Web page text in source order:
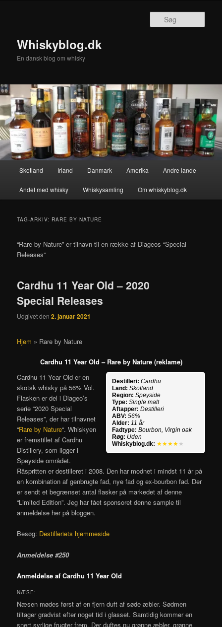
Whiskyblog.dk
En dansk blog om whisky
Skotland Irland Danmark Amerika Andre lande
Andet med whisky Whiskysamling Om whiskyblog.dk
TAG-ARKIV: RARE BY NATURE
“Rare by Nature” er tilnavn til en række af Diageos “Special
Releases”
Cardhu 11 Year Old – 2020
Special Releases
Udgivet den2. januar 2021
Hjem » Rare by Nature
Cardhu 11 Year Old – Rare by Nature (reklame)
Destilleri: Cardhu
Land: Skotland
Region: Speyside
Type: Single malt
Aftapper: Destilleri
ABV: 56%
Alder: 11 år
Fadtype: Bourbon, Virgin oak
Røg: Uden
Whiskyblog.dk: ★★★★ ★
Cardhu 11 Year Old er en
skotsk whisky på 56% Vol.
Flasken er del i Diageo’s
serie “2020 Special
Releases”, der har tilnavnet
“Rare by Nature“. Whiskyen
er fremstillet af Cardhu
Distillery, som ligger i
Speyside området.
Råspritten er destilleret i 2008. Den har modnet i mindst 11 år på
en kombination af genbrugte fad, nye fad og ex-bourbon fad. Der
er sendt et begrænset antal flasker på markedet af denne
“Limited Edition”. Jeg har fået sponsoret denne sample til
anmeldelse her på bloggen.
Besøg: Destilleriets hjemmeside
Anmeldelse #250
Anmeldelse af Cardhu 11 Year Old
NÆSE:
Næsen mødes først af en fjern duft af søde æbler. Sødmen
tiltager gradvist efter noget tid i glasset. Samtidig kommer en
snert syrlige frugter frem. Der duftes nu grønne æbler, grønne